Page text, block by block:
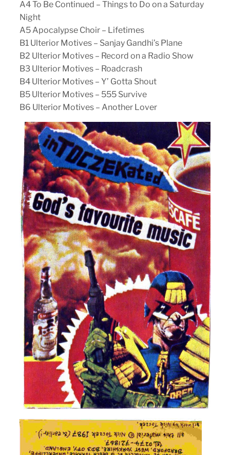
A4 To Be Continued – Things to Do on a Saturday
Night
A5 Apocalypse Choir – Lifetimes
B1 Ulterior Motives – Sanjay Gandhi’s Plane
B2 Ulterior Motives – Record on a Radio Show
B3 Ulterior Motives – Roadcrash
B4 Ulterior Motives – Y’ Gotta Shout
B5 Ulterior Motives – 555 Survive
B6 Ulterior Motives – Another Lover